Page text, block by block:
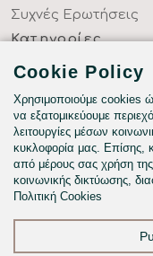
Συχνές Ερωτήσεις
Κατηγορίες
ΣΕΝΤΟΝΙΑ ΣΤΑ
ΥΦΑΣΜΑΤΑ ΜΕ ΤΟ
ΥΠΝΟΔΩΜΑΤΙΟ
HOTEL & BNB
ΠΑΙΔΙΚΟ - ΕΦΗΒΙΚΟ
Cookie Policy
Χρησιμοποιούμε cookies
να εξατομικεύουμε
λειτουργίες μέσων
κυκλοφορία μας. Επίσης,
από μέρους σας χρήση
κοινωνικής δικτύωσης,
Πολιτική Cookies